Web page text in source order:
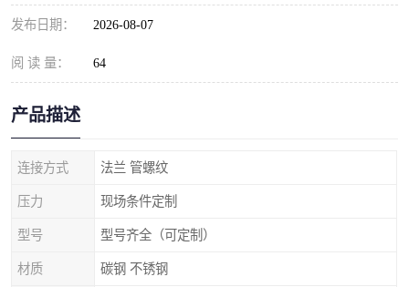
发布日期： 2026-08-07
阅 读 量： 64
产品描述
连接方式 法兰 管螺纹
压力 现场条件定制
型号 型号齐全（可定制）
材质 碳钢 不锈钢